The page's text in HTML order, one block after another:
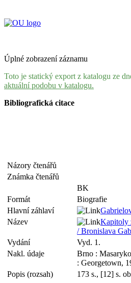
Úplné zobrazení záznamu
Toto je statický export z katalogu ze
aktuální podobu v katalogu.
Bibliografická citace
Názory čtenářů
Známka čtenářů
BK
Formát
Biografie
Hlavní záhlaví
Název
Kapitoly
/ Bronislava
Vydání
Vyd. 1.
Nakl. údaje
Brno :
: Georgetown,
Popis (rozsah)
173 s., [12] s.